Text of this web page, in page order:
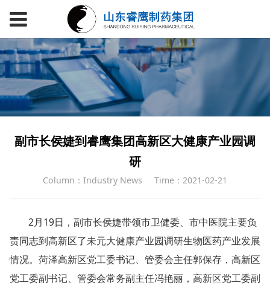
副市长侯婕到睿鹰集团高新区大健康产业园调
研
Column：Industry News Time：2021-02-21
2月19日，副市长侯婕带领市卫健委、市中医院主要负
责同志到高新区了未元大健康产业园调研生物医药产业发展
情况。菏泽高新区党工委书记、管委会主任郭保存，高新区
党工委副书记、管委会常务副主任冯艳丽，高新区党工委副